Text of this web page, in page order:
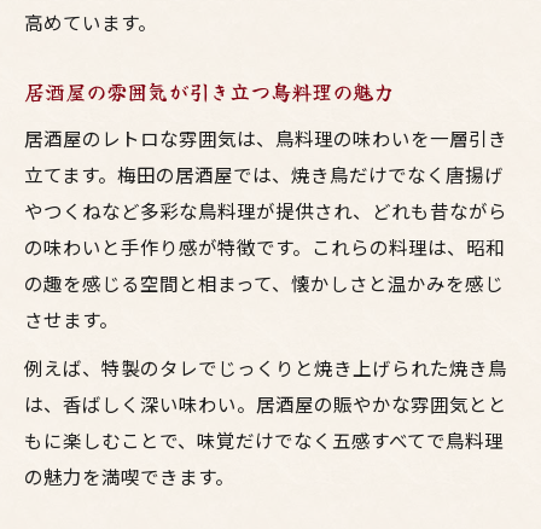
高めています。
居酒屋の雰囲気が引き立つ鳥料理の魅力
居酒屋のレトロな雰囲気は、鳥料理の味わいを一層引き
立てます。梅田の居酒屋では、焼き鳥だけでなく唐揚げ
やつくねなど多彩な鳥料理が提供され、どれも昔ながら
の味わいと手作り感が特徴です。これらの料理は、昭和
の趣を感じる空間と相まって、懐かしさと温かみを感じ
させます。
例えば、特製のタレでじっくりと焼き上げられた焼き鳥
は、香ばしく深い味わい。居酒屋の賑やかな雰囲気とと
もに楽しむことで、味覚だけでなく五感すべてで鳥料理
の魅力を満喫できます。